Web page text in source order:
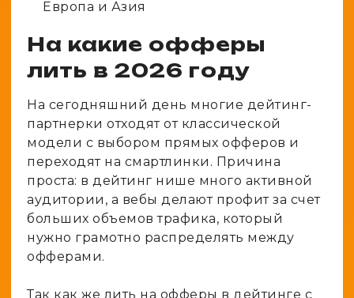
Европа и Азия
На какие офферы
лить в 2026 году
На сегодняшний день многие дейтинг-
партнерки отходят от классической
модели с выбором прямых офферов и
переходят на смартлинки. Причина
проста: в дейтинг нише много активной
аудитории, а вебы делают профит за счет
больших объемов трафика, который
нужно грамотно распределять между
офферами.
Так как же лить на офферы в дейтинге с